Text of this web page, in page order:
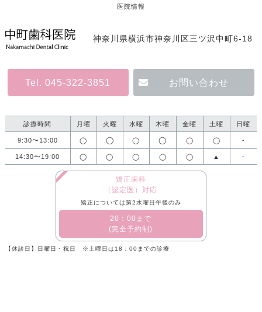
医院情報
神奈川県横浜市神奈川区三ツ沢中町6-18
Tel. 045-322-3851 お問い合わせ
診療時間 月曜 火曜 水曜 木曜 金曜 土曜 日曜
9:30〜13:00 ◯ ◯ ◯ ◯ ◯ ◯ -
14:30〜19:00 ◯ ◯ ◯ ◯ ◯ ▲ -
矯正歯科
（認定医）対応
矯正については第2水曜日午後のみ
​20：00まで
(完全予約制)
【休診日】日曜日・祝日 ※土曜日は18：00までの診療